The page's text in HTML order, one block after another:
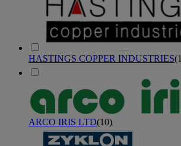
HASTINGS COPPER INDUSTRIES(1
ARCO IRIS LTD(10)